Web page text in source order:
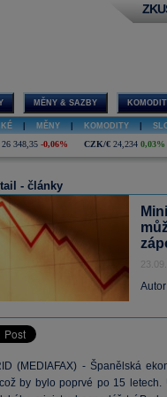
MĚNY & SAZBY
MĚNY KOMODITY
26 348,35 -0,06% CZK/€ 24,234 0,03%
- články
(MEDIAFAX) - Španělská
by bylo poprvé po 15